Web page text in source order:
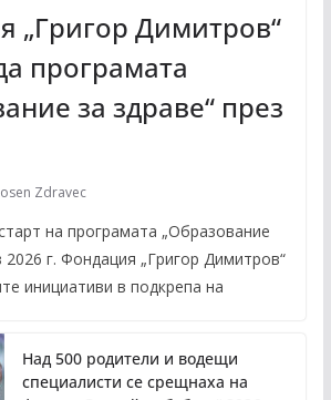
„Григор Димитров“
програмата
за здраве“ през
Zdravec
на програмата „Образование
2026 г. Фондация „Григор Димитров“
инициативи в подкрепа на
Над 500 родители и водещи
специалисти се срещнаха на